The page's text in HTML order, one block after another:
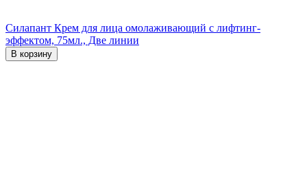
Силапант Крем для лица омолаживающий с лифтинг-
эффектом, 75мл., Две линии
В корзину